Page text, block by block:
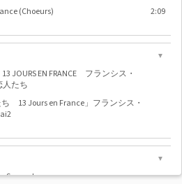
(Choeurs) 2:09
▼
JOURS EN FRANCE フランシス・
たち
ち 13 Jours en France」フランシス・
▼
Saravah